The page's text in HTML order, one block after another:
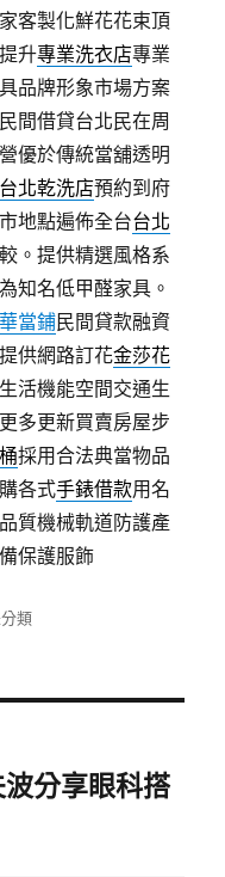
客製化鮮花花束頂
升專業洗衣店專業
品牌形象市場方案
間借貸台北民在周
優於傳統當舖透明
台北乾洗店預約到府
地點遍佈全台台北
。提供精選風格系
知名低甲醛家具。
當鋪民間貸款融資
供網路訂花金莎花
活機能空間交通生
多更新買賣房屋步
採用合法典當物品
各式手錶借款用名
質機械軌道防護產
保護服飾
類
分享眼科搭